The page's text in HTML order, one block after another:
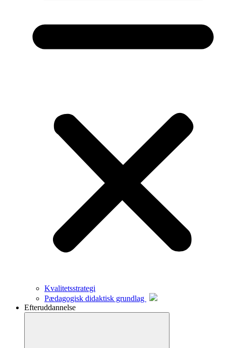
Kvalitetsstrategi
Pædagogisk didaktisk grundlag
Efteruddannelse